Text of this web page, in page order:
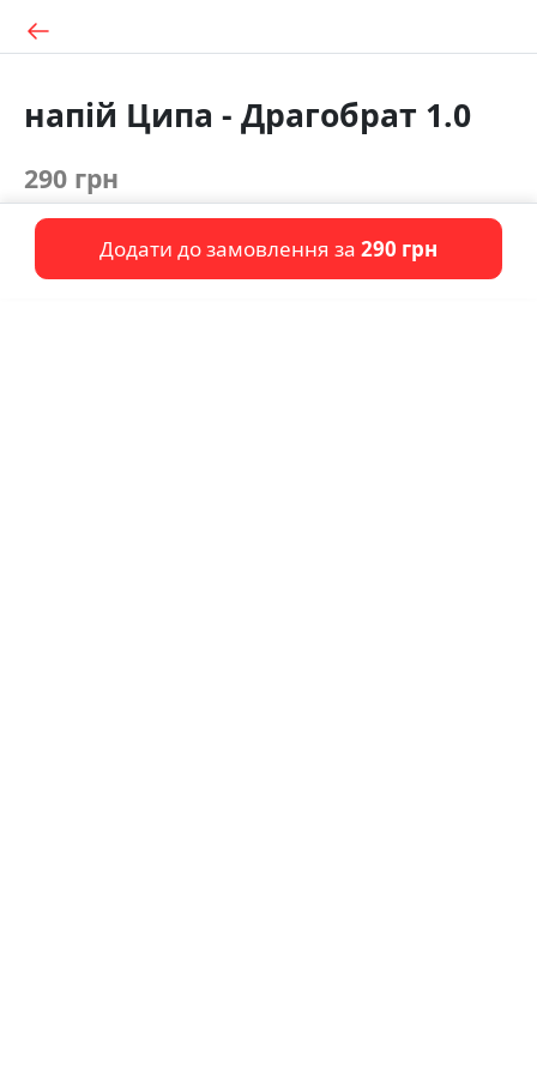
напій Ципа - Драгобрат 1.0
290 грн
Додати до замовлення за 290 грн